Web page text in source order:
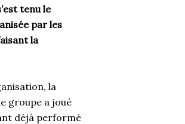
tenu le
par les
la
la
groupe a joué
déjà performé